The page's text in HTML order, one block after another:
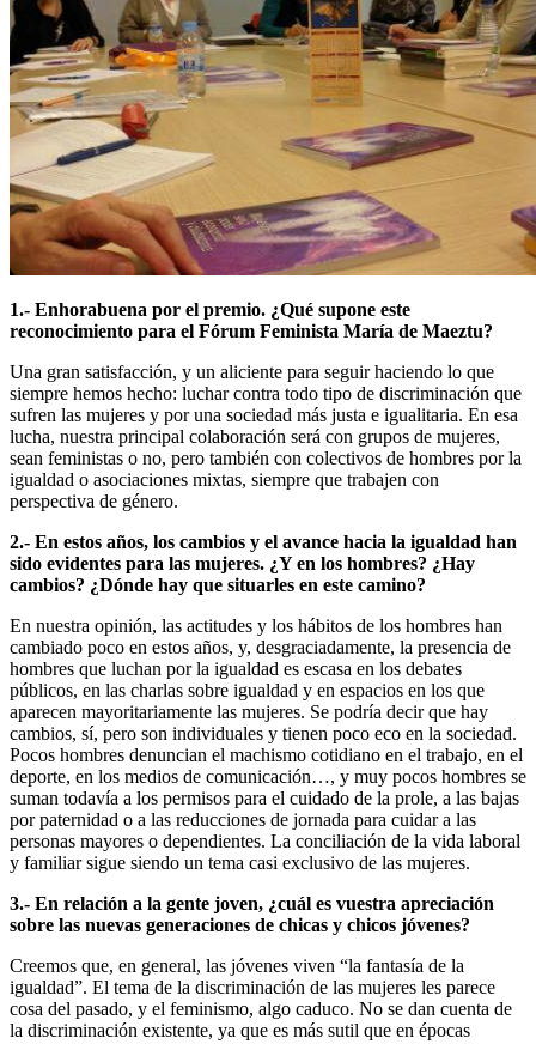
1.- Enhorabuena por el premio. ¿Qué supone este
reconocimiento para el Fórum Feminista María de Maeztu?
Una gran satisfacción, y un aliciente para seguir haciendo lo que
siempre hemos hecho: luchar contra todo tipo de discriminación que
sufren las mujeres y por una sociedad más justa e igualitaria. En esa
lucha, nuestra principal colaboración será con grupos de mujeres,
sean feministas o no, pero también con colectivos de hombres por la
igualdad o asociaciones mixtas, siempre que trabajen con
perspectiva de género.
2.- En estos años, los cambios y el avance hacia la igualdad han
sido evidentes para las mujeres. ¿Y en los hombres? ¿Hay
cambios? ¿Dónde hay que situarles en este camino?
En nuestra opinión, las actitudes y los hábitos de los hombres han
cambiado poco en estos años, y, desgraciadamente, la presencia de
hombres que luchan por la igualdad es escasa en los debates
públicos, en las charlas sobre igualdad y en espacios en los que
aparecen mayoritariamente las mujeres. Se podría decir que hay
cambios, sí, pero son individuales y tienen poco eco en la sociedad.
Pocos hombres denuncian el machismo cotidiano en el trabajo, en el
deporte, en los medios de comunicación…, y muy pocos hombres se
suman todavía a los permisos para el cuidado de la prole, a las bajas
por paternidad o a las reducciones de jornada para cuidar a las
personas mayores o dependientes. La conciliación de la vida laboral
y familiar sigue siendo un tema casi exclusivo de las mujeres.
3.- En relación a la gente joven, ¿cuál es vuestra apreciación
sobre las nuevas generaciones de chicas y chicos jóvenes?
Creemos que, en general, las jóvenes viven “la fantasía de la
igualdad”. El tema de la discriminación de las mujeres les parece
cosa del pasado, y el feminismo, algo caduco. No se dan cuenta de
la discriminación existente, ya que es más sutil que en épocas